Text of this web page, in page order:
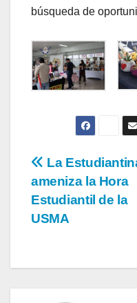
búsqueda de
La
ameniza la Hora
Estudiantil de la
USMA